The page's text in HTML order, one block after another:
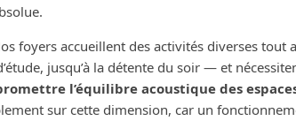
foyers accueillent des activités diverses
jusqu’à la détente du soir — et
l’équilibre acoustique des
sur cette dimension, car un